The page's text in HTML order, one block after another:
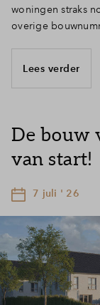
woningen straks
overige
Lees verder
De bouw
van start!
7 juli ' 26